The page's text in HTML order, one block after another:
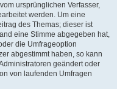
ursprünglichen Verfasser,
werden. Um eine
des Themas; dieser ist
eine Stimme abgegeben hat,
die Umfrageoption
abgestimmt haben, so kann
geändert oder
von laufenden Umfragen